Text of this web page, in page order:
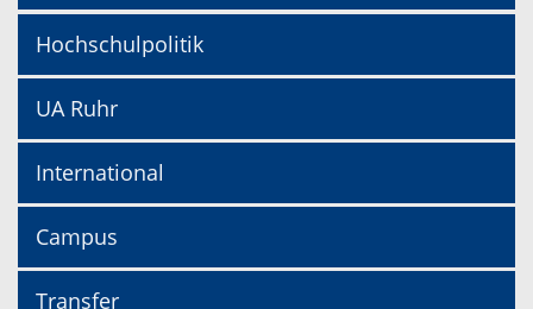
Hochschulpolitik
UA Ruhr
International
Campus
Transfer